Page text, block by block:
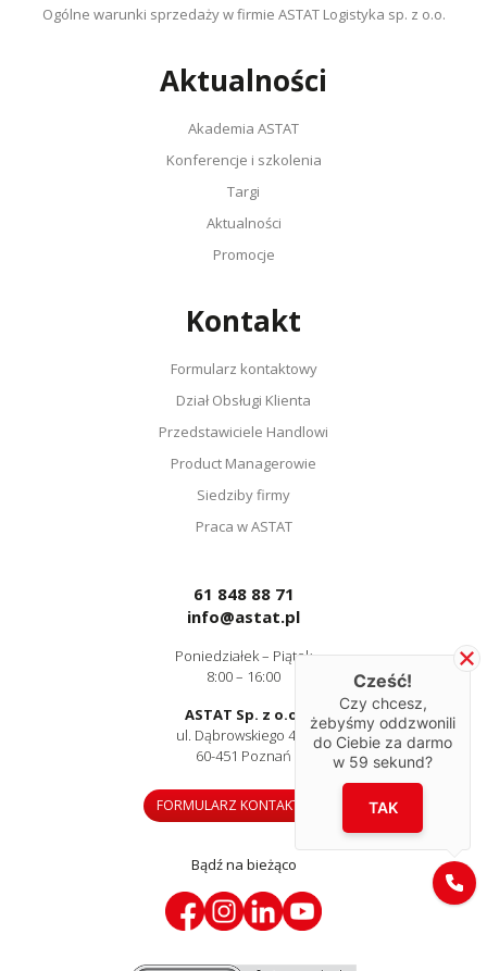
Ogólne warunki sprzedaży w firmie ASTAT Logistyka sp. z o.o.
Aktualności
Akademia ASTAT
Konferencje i szkolenia
Targi
Aktualności
Promocje
Kontakt
Formularz kontaktowy
Dział Obsługi Klienta
Przedstawiciele Handlowi
Product Managerowie
Siedziby firmy
Praca w ASTAT
61 848 88 71
info@astat.pl
Poniedziałek – Piątek
8:00 – 16:00
ASTAT Sp. z o.o.
ul. Dąbrowskiego 441
60-451 Poznań
FORMULARZ KONTAKTOWY
Bądź na bieżąco
Cześć!
Czy chcesz,
żebyśmy oddzwonili
do Ciebie za darmo
w 59 sekund?
TAK